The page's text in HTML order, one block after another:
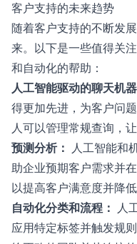
客户支持的未来趋势
随着客户支持的不断发
来。以下是一些值得关
和自动化的帮助：
人工智能驱动的聊天机器
得更加先进，为客户问
人可以管理常规查询，
预测分析： 人工智能和
助企业预期客户需求并
以提高客户满意度并降低
自动化分类和流程： 人
应用特定标签并触发规